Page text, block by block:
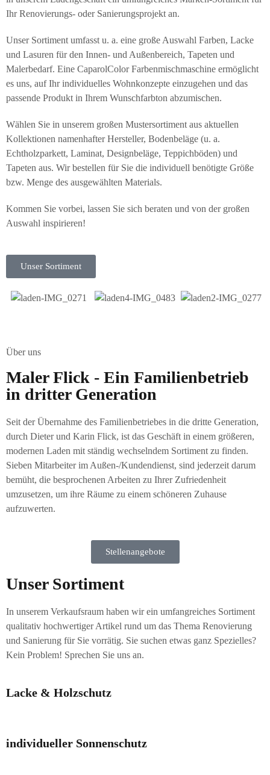
Ihr Renovierungs- oder Sanierungsprojekt an.
Unser Sortiment umfasst u. a. eine große Auswahl Farben, Lacke
und Lasuren für den Innen- und Außenbereich, Tapeten und
Malerbedarf. Eine CaparolColor Farbenmischmaschine ermöglicht
es uns, auf Ihr individuelles Wohnkonzepte einzugehen und das
passende Produkt in Ihrem Wunschfarbton abzumischen.
Wählen Sie in unserem großen Mustersortiment aus aktuellen
Kollektionen namenhafter Hersteller, Bodenbeläge (u. a.
Echtholzparkett, Laminat, Designbeläge, Teppichböden) und
Tapeten aus. Wir bestellen für Sie die individuell benötigte Größe
bzw. Menge des ausgewählten Materials.
Kommen Sie vorbei, lassen Sie sich beraten und von der großen
Auswahl inspirieren!
Unser Sortiment
Über uns
Maler Flick - Ein Familienbetrieb
in dritter Generation
Seit der Übernahme des Familienbetriebes in die dritte Generation,
durch Dieter und Karin Flick, ist das Geschäft in einem größeren,
modernen Laden mit ständig wechselndem Sortiment zu finden.
Sieben Mitarbeiter im Außen-/Kundendienst, sind jederzeit darum
bemüht, die besprochenen Arbeiten zu Ihrer Zufriedenheit
umzusetzen, um ihre Räume zu einem schöneren Zuhause
aufzuwerten.
Stellenangebote
Unser Sortiment
In unserem Verkaufsraum haben wir ein umfangreiches Sortiment
qualitativ hochwertiger Artikel rund um das Thema Renovierung
und Sanierung für Sie vorrätig. Sie suchen etwas ganz Spezielles?
Kein Problem! Sprechen Sie uns an.
Lacke & Holzschutz
individueller Sonnenschutz